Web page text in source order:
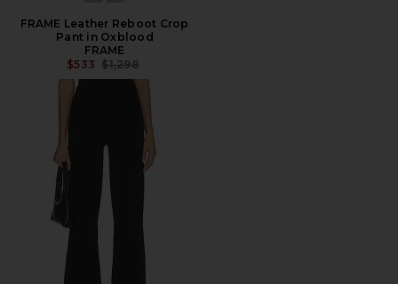
FRAME Leather Reboot Crop
Pant in Oxblood
FRAME
$533 PRECIO ANTERIOR:
$1,298